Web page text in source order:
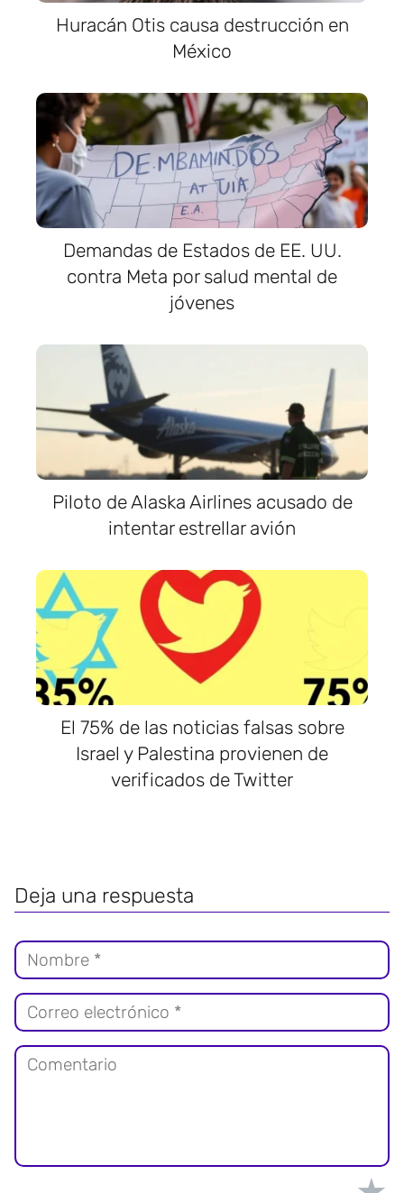
Huracán Otis causa destrucción en
México
Demandas de Estados de EE. UU.
contra Meta por salud mental de
jóvenes
Piloto de Alaska Airlines acusado de
intentar estrellar avión
El 75% de las noticias falsas sobre
Israel y Palestina provienen de
verificados de Twitter
Deja una respuesta